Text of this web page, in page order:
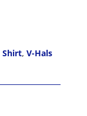
Shirt, V-Hals